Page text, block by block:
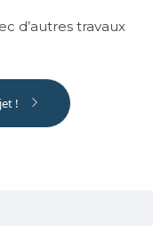
d’autres travaux
!